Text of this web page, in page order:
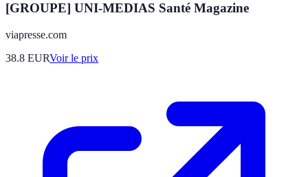
[GROUPE] UNI-MEDIAS Santé Magazine
viapresse.com
38.8 EURVoir le prix